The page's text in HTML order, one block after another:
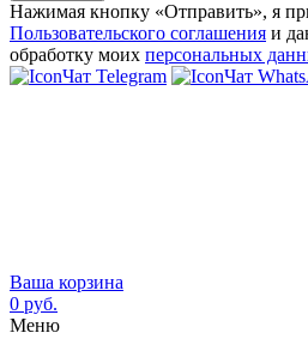
Нажимая кнопку «Отправить», я
Пользовательского соглашения и
обработку моих персональных
Чат Telegram
Чат
Ваша корзина
0 руб.
Меню